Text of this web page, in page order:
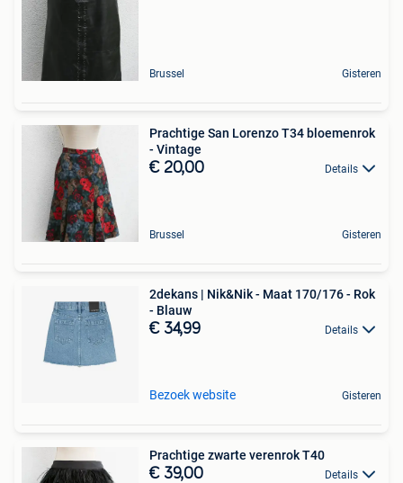
Brussel Gisteren
Prachtige San Lorenzo T34 bloemenrok
- Vintage
€ 20,00 Details
Brussel Gisteren
2dekans | Nik&Nik - Maat 170/176 - Rok
- Blauw
€ 34,99 Details
Bezoek website Gisteren
Prachtige zwarte verenrok T40
€ 39,00 Details